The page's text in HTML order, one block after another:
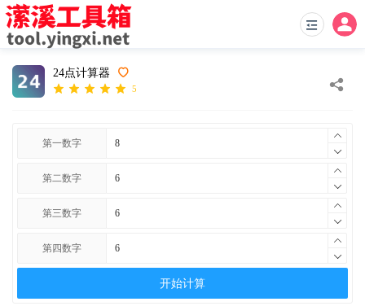
24点计算器
5
第一数字
第二数字
第三数字
第四数字
开始计算